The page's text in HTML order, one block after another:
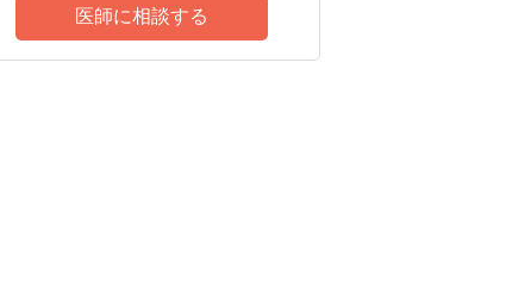
医師に相談する